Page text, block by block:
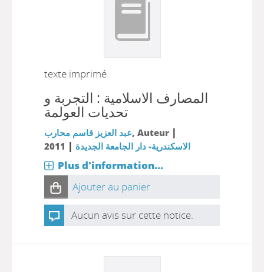
texte imprimé
المصارف الاسلامية : التجربة و
تحديات العولمة
عبد العزيز قاسم محارب, Auteur |
الاسكندرية- دار الجامعة الجديدة |
2011
Plus d'information...
Ajouter au panier
Aucun avis sur cette notice.